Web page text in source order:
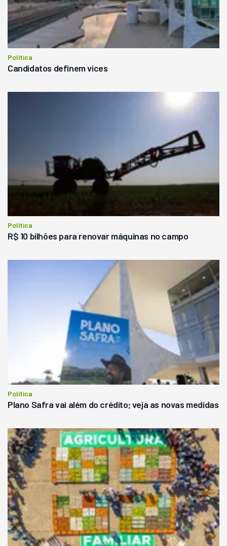
Política
Candidatos definem vices
Política
R$ 10 bilhões para renovar máquinas no campo
Política
Plano Safra vai além do crédito; veja as novas medidas